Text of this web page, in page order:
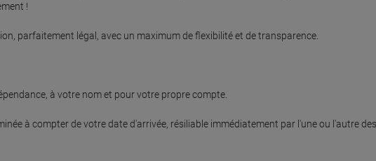
!
parfaitement légal, avec un maximum de flexibilité et de transparence.
à votre nom et pour votre propre compte.
à compter de votre date d'arrivée, résiliable immédiatement par l'une ou l'autre